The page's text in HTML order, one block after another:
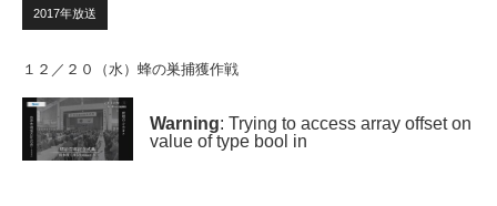
2017年放送
１２／２０（水）蜂の巣捕獲作戦
Warning: Trying to access array offset on
value of type bool in